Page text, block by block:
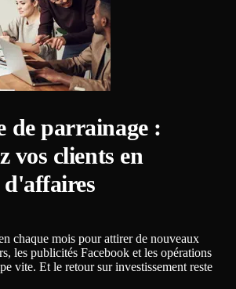
de parrainage :
vos clients en
chaque mois pour attirer de nouveaux
les publicités Facebook et les opérations
vite. Et le retour sur investissement reste